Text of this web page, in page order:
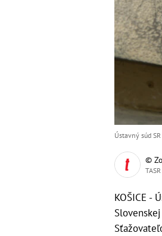
Ústavný súd
©
TASR
KOŠICE -